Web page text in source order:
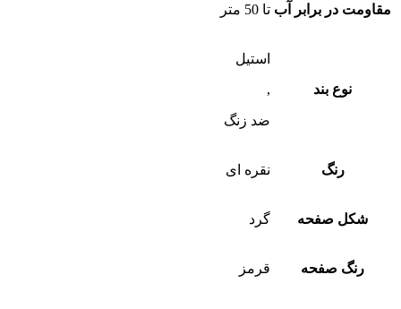
مقاومت در برابر آب تا 50 متر
نوع بند
استیل
,
ضد زنگ
رنگ نقره ای
شکل صفحه گرد
رنگ صفحه قرمز